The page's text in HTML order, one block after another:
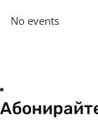
No events